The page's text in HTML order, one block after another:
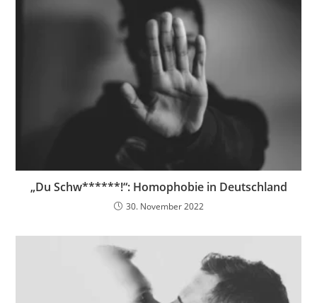
„Du Schw******!“: Homophobie in Deutschland
30. November 2022